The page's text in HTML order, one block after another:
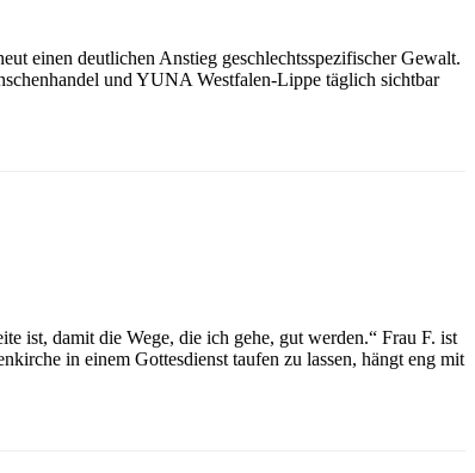
einen deutlichen Anstieg geschlechtsspezifischer Gewalt.
und YUNA Westfalen-Lippe täglich sichtbar
ist, damit die Wege, die ich gehe, gut werden.“ Frau F. ist
in einem Gottesdienst taufen zu lassen, hängt eng mit